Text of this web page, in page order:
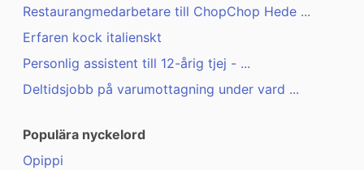
Restaurangmedarbetare till ChopChop Hede ...
Erfaren kock italienskt
Personlig assistent till 12-årig tjej - ...
Deltidsjobb på varumottagning under vard ...
Populära nyckelord
Opippi